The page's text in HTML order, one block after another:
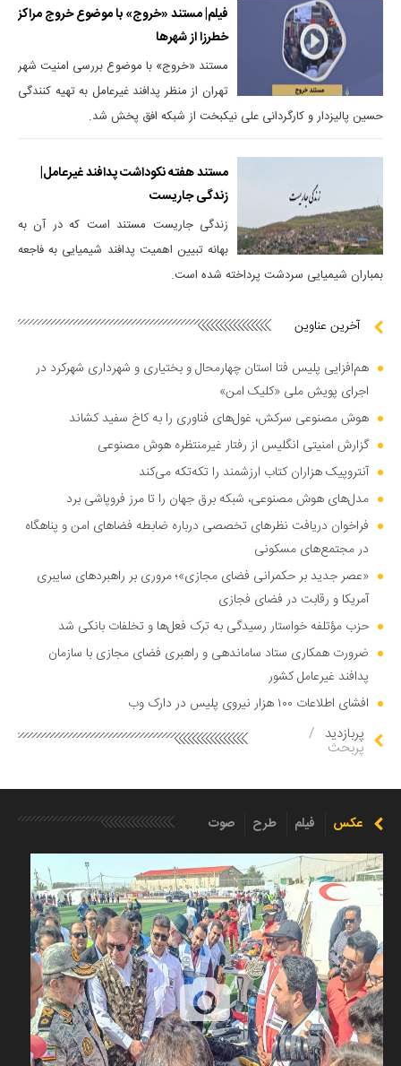
فیلم| مستند «خروج» با موضوع خروج مراکز
خطرزا از شهرها
مستند «خروج» با موضوع بررسی امنیت شهر
تهران از منظر پدافند غیرعامل به تهیه کنندگی
حسین پالیزدار و کارگردانی علی نیکبخت از شبکه افق پخش شد.
مستند هفته نکوداشت پدافند غیرعامل|
زندگی جاریست
زندگی جاریست مستند است که در آن به
بهانه تبیین اهمیت پدافند شیمیایی به فاجعه
بمباران شیمیایی سردشت پرداخته شده است.
آخرین عناوین
هم‌افزایی پلیس فتا استان چهارمحال و بختیاری و شهرداری شهرکرد در
اجرای پویش ملی «کلیک امن»
هوش مصنوعی سرکش، غول‌های فناوری را به کاخ سفید کشاند
گزارش امنیتی انگلیس از رفتار غیرمنتظره هوش مصنوعی
آنتروپیک هزاران کتاب ارزشمند را تکه‌تکه می‌کند
مدل‌های هوش مصنوعی، شبکه برق جهان را تا مرز فروپاشی برد
فراخوان دریافت نظر‌های تخصصی درباره ضابطه فضا‌های امن و پناهگاه
در مجتمع‌های مسکونی
«عصر جدید بر حکمرانی فضای مجازی»؛ مروری بر راهبرد‌های سایبری
آمریکا و رقابت در فضای فجازی
حزب مؤتلفه خواستار رسیدگی به ترک فعل‌ها و تخلفات بانکی شد
ضرورت همکاری ستاد ساماندهی و راهبری فضای مجازی با سازمان
پدافند غیرعامل کشور
افشای اطلاعات ۱۰۰ هزار نیروی پلیس در دارک وب
پربازدید /
پربحث
عکس فیلم طرح صوت